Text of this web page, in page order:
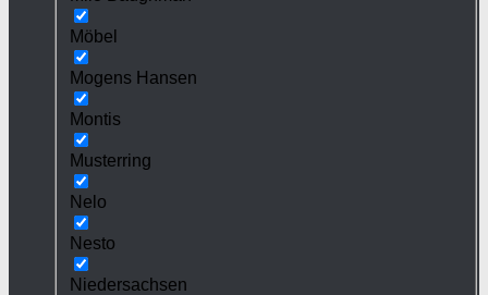
Möbel
Mogens Hansen
Montis
Musterring
Nelo
Nesto
Niedersachsen